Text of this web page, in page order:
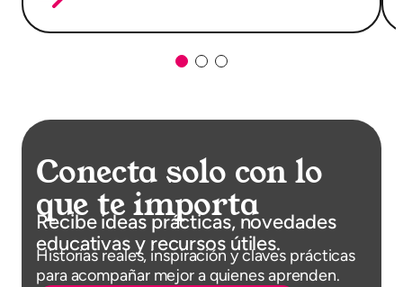
Conecta solo con lo
que te importa
Recibe ideas prácticas, novedades
educativas y recursos útiles.
Historias reales, inspiración y claves prácticas
para acompañar mejor a quienes aprenden.